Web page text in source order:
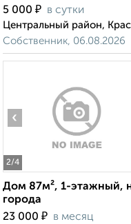
5 000 ₽ в сутки
Центральный район,
Собственник, 06.08.2026
2/4
‹
Дом 87м², 1-этажный,
города
23 000 ₽ в месяц